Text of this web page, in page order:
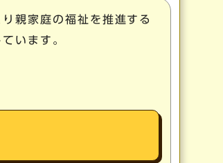
親家庭の福祉を推進する
います。